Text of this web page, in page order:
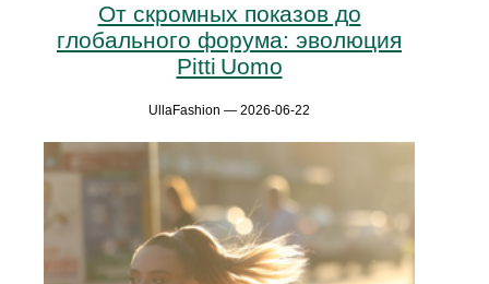
От скромных показов до
глобального форума: эволюция
Pitti Uomo
UllaFashion — 2026-06-22